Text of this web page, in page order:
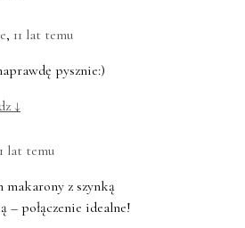
, 11 lat temu
pysznie:)
↓
lat temu
makarony z szynką
– połączenie idealne!